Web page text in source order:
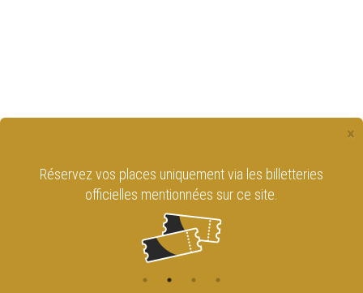
×
vos places uniquement via les billetteries
officielles mentionnées sur ce site.